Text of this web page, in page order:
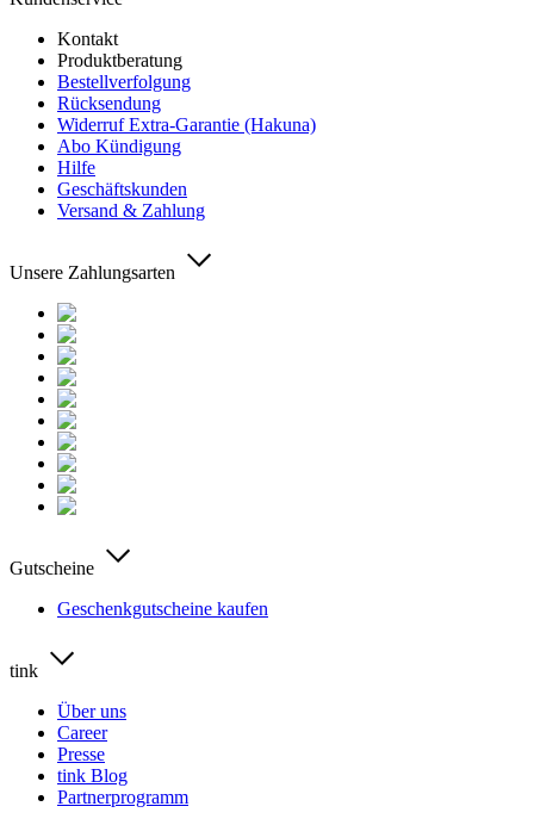
Kontakt
Produktberatung
Bestellverfolgung
Rücksendung
Widerruf Extra-Garantie (Hakuna)
Abo Kündigung
Hilfe
Geschäftskunden
Versand & Zahlung
Unsere Zahlungsarten
Gutscheine
Geschenkgutscheine kaufen
tink
Über uns
Career
Presse
tink Blog
Partnerprogramm